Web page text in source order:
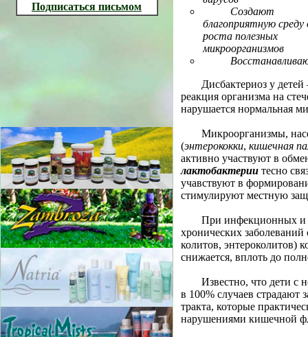
Подписаться письмом
Создают
благоприятную среду
роста полезных
микроорганизмов
Дисбактериоз у детей
реакция организма на
нарушается нормальная
Микроорганизмы,
(энтерококки, кишечная
активно участвуют в
лактобактерии тесно
учавствуют в
стимулируют местную
При инфекционных и
хронических
колитов, энтероколитов)
снижается, вплоть до
Известно, что дети с
в 100% случаев страдают
тракта, которые
нарушениями кишечной